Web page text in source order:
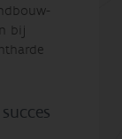
bij